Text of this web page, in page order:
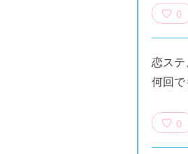
0
恋ステ
何回
0